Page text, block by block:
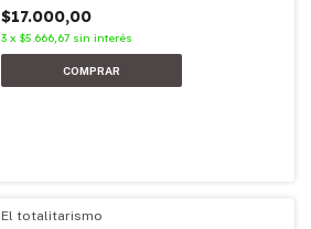
$17.000,00
3 x $5.666,67 sin interés
El totalitarismo